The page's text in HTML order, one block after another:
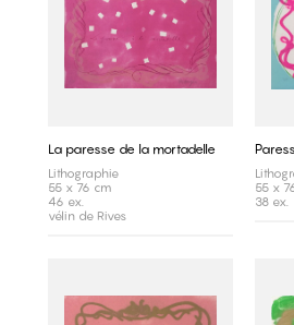
La paresse de la mortadelle
Lithographie
55 x 76 cm
46 ex.
vélin de Rives
55 x
38 ex.